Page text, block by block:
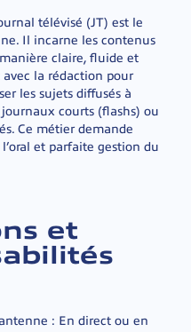
télévisé (JT) est le
Il incarne les contenus
claire, fluide et
la rédaction pour
les sujets diffusés à
journaux courts (flashs) ou
Ce métier demande
et parfaite gestion du
et
: En direct ou en